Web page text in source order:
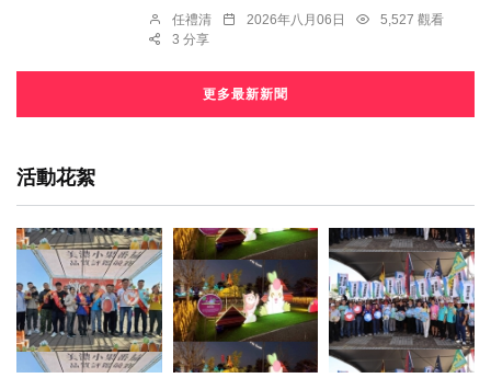
任禮清 2026年八月06日
5,527 觀看
3 分享
更多最新新聞
活動花絮